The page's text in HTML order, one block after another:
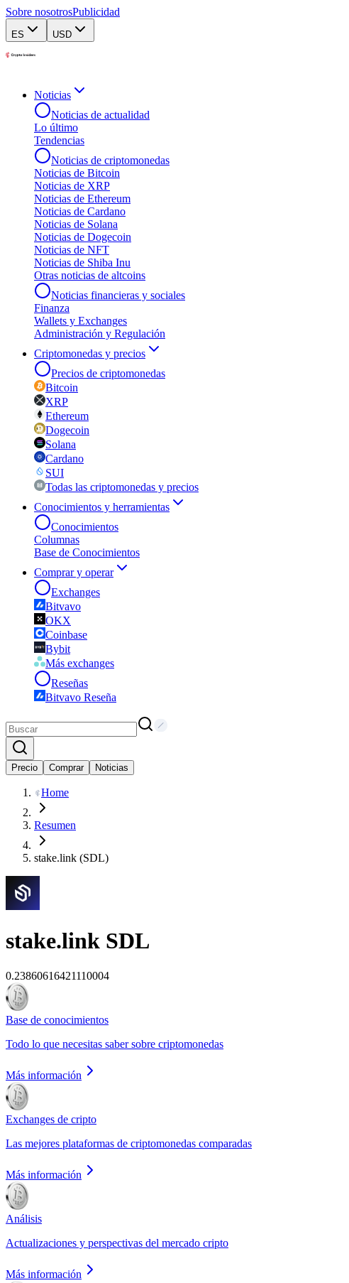
Sobre nosotrosPublicidad
ES USD
Noticias
Noticias de actualidad
Lo último
Tendencias
Noticias de criptomonedas
Noticias de Bitcoin
Noticias de XRP
Noticias de Ethereum
Noticias de Cardano
Noticias de Solana
Noticias de Dogecoin
Noticias de NFT
Noticias de Shiba Inu
Otras noticias de altcoins
Noticias financieras y sociales
Finanza
Wallets y Exchanges
Administración y Regulación
Criptomonedas y precios
Precios de criptomonedas
Bitcoin
XRP
Ethereum
Dogecoin
Solana
Cardano
SUI
Todas las criptomonedas y precios
Conocimientos y herramientas
Conocimientos
Columnas
Base de Conocimientos
Comprar y operar
Exchanges
Bitvavo
OKX
Coinbase
Bybit
Más exchanges
Reseñas
Bitvavo Reseña
Precio Comprar Noticias
Home
Resumen
stake.link (SDL)
stake.link SDL
0.23860616421110004
Base de conocimientos
Todo lo que necesitas saber sobre criptomonedas
Más información
Exchanges de cripto
Las mejores plataformas de criptomonedas comparadas
Más información
Análisis
Actualizaciones y perspectivas del mercado cripto
Más información